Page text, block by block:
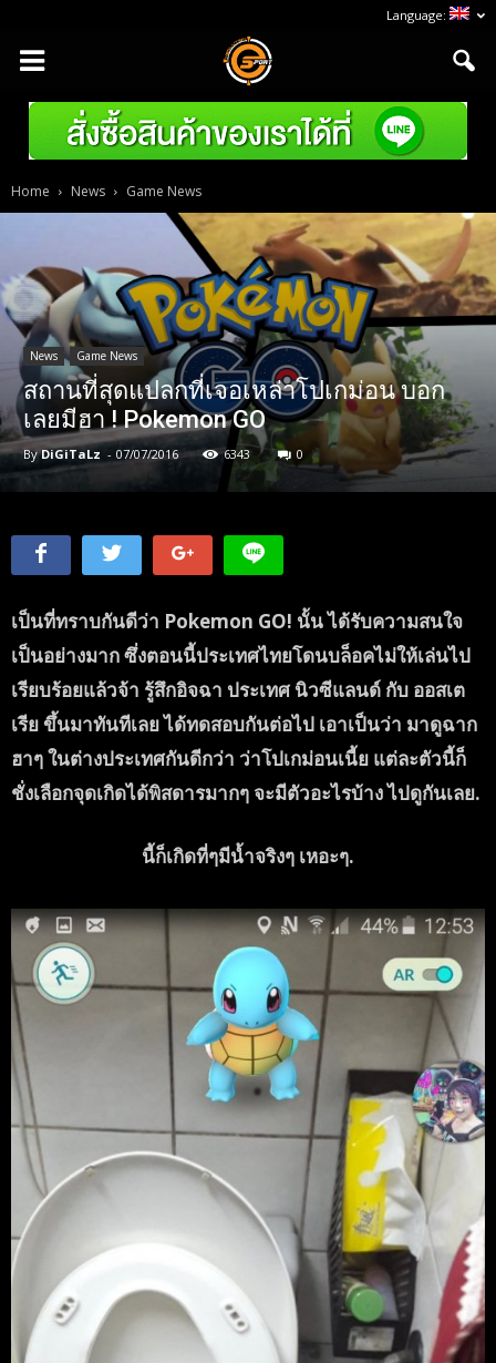
Language:
Home News Game News
News Game News
สถานที่สุดแปลกที่เจอเหล่าโปเกม่อน บอก
เลยมีฮา ! Pokemon GO
ByDiGiTaLz - 07/07/2016 6343 0
เป็นที่ทราบกันดีว่า Pokemon GO! นั้น ได้รับความสนใจ
เป็นอย่างมาก ซึ่งตอนนี้ประเทศไทยโดนบล็อคไม่ให้เล่นไป
เรียบร้อยแล้วจ้า รู้สึกอิจฉา ประเทศ นิวซีแลนด์ กับ ออสเต
เรีย ขึ้นมาทันทีเลย ได้ทดสอบกันต่อไป เอาเป็นว่า มาดูฉาก
ฮาๆ ในต่างประเทศกันดีกว่า ว่าโปเกม่อนเนี้ย แต่ละตัวนี้ก็
ชั่งเลือกจุดเกิดได้พิสดารมากๆ จะมีตัวอะไรบ้าง ไปดูกันเลย.
นี้ก็เกิดที่ๆมีน้ำจริงๆ เหอะๆ.